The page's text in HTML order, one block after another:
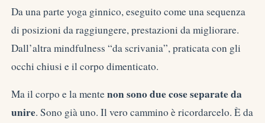
Da una parte yoga ginnico, eseguito come una sequenza
di posizioni da raggiungere, prestazioni da migliorare.
Dall’altra mindfulness “da scrivania”, praticata con gli
occhi chiusi e il corpo dimenticato.
Ma il corpo e la mentenon sono due cose separate da
unire. Sono già uno. Il vero cammino è ricordarcelo. È da